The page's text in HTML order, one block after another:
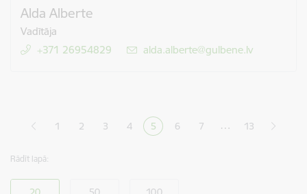
Alda Alberte
Vadītāja
+371 26954829
E-pasts:
alda.alberte@gulbene.lv
Lapošana
1 Lapa
2 Lapa
3 Lapa
4 Pašreizējā lapa
5 Lapa
6 Lapa
7 … 13
Rādīt lapā: